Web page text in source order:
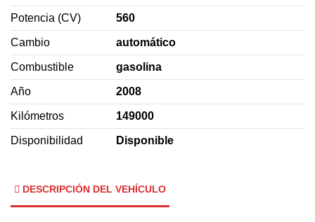
Potencia (CV) 560
Cambio automático
Combustible gasolina
Año 2008
Kilómetros 149000
Disponibilidad Disponible
DESCRIPCIÓN DEL VEHÍCULO